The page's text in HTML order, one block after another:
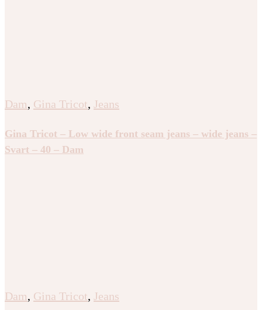
Dam, Gina Tricot, Jeans
Gina Tricot – Low wide front seam jeans – wide jeans –
Svart – 40 – Dam
Dam, Gina Tricot, Jeans